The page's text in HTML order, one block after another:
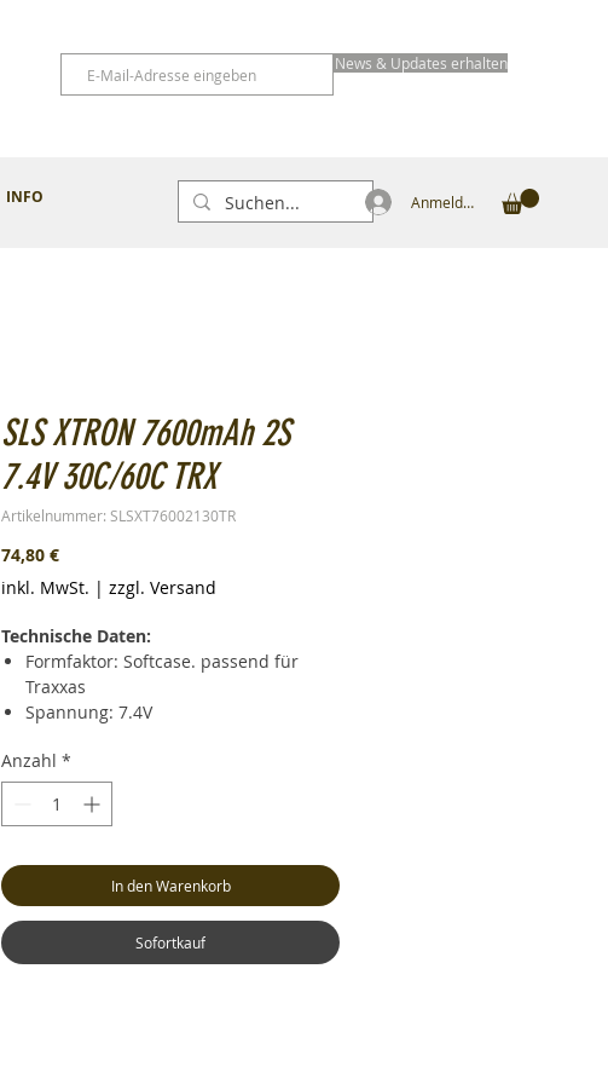
INFO
News & Updates erhalten
Anmelden
SLS XTRON 7600mAh 2S
7.4V 30C/60C TRX
Artikelnummer: SLSXT76002130TR
74,80 €Preis
inkl. MwSt. | zzgl. Versand
Technische Daten:
Formfaktor: Softcase. passend für
Traxxas
Spannung: 7.4V
Kapazität: 7600mAh
Dauerentladestrom: max. 30C (228.0A)
Kurzzeitiger Entladestrom: max. 60C
Ladestrom: max. 4C (30.4A)
Gewicht: ca. 363 Gramm (inkl. Kabel
Maße: ca. LxBxH 155x45x27mm
Balanceranschluss: XH
Anzahl *
In den Warenkorb
Sofortkauf